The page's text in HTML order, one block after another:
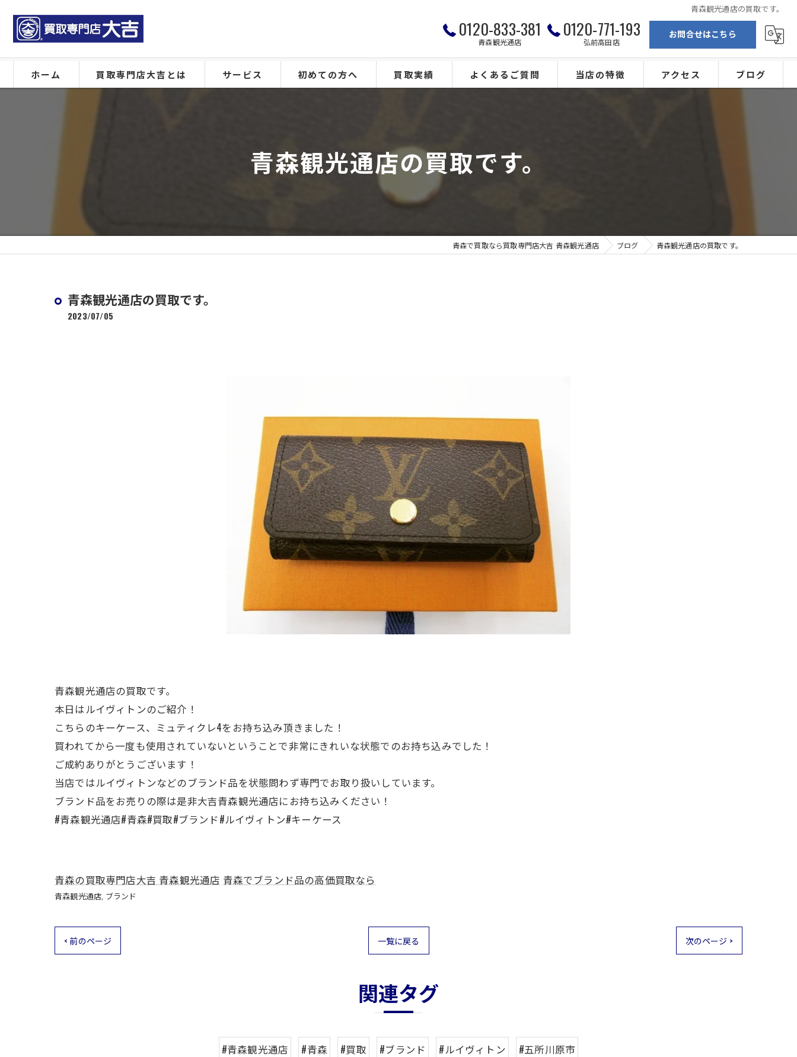
青森観光通店の買取です。
0120-833-381
青森観光通店
0120-771-193
弘前高田店
お問合せはこちら
ホーム 買取専門店大吉とは サービス 初めての方へ 買取実績 よくあるご質問 当店の特徴 アクセス ブログ
青森観光通店の買取です。
青森で買取なら買取専門店大吉 青森観光通店 ブログ 青森観光通店の買取です。
青森観光通店の買取です。
2023/07/05
青森観光通店の買取です。
本日はルイヴィトンのご紹介！
こちらのキーケース、ミュティクレ4をお持ち込み頂きました！
買われてから一度も使用されていないということで非常にきれいな状態でのお持ち込みでした！
ご成約ありがとうございます！
当店ではルイヴィトンなどのブランド品を状態問わず専門でお取り扱いしています。
ブランド品をお売りの際は是非大吉青森観光通店にお持ち込みください！
#青森観光通店#青森#買取#ブランド#ルイヴィトン#キーケース
青森の買取専門店大吉 青森観光通店 青森でブランド品の高価買取なら
青森観光通店 ブランド
< 前のページ 一覧に戻る 次のページ >
関連タグ
#青森観光通店 #青森 #買取 #ブランド #ルイヴィトン #五所川原市